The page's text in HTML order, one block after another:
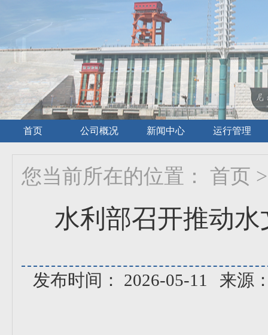
首页 公司概况 新闻中心 运行管理
您当前所在的位置： 首页 >
水利部召开推动
发布时间： 2026-05-11 来源